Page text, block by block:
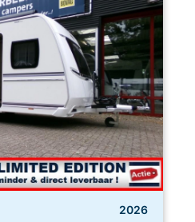
2026